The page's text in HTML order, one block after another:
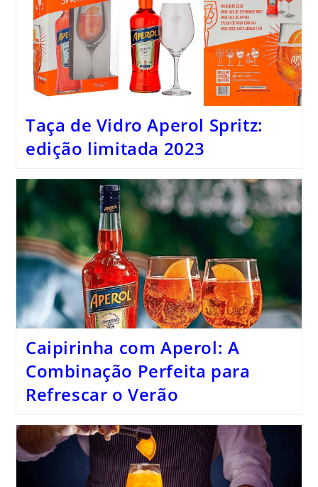
Taça de Vidro Aperol Spritz:
edição limitada 2023
Caipirinha com Aperol: A
Combinação Perfeita para
Refrescar o Verão